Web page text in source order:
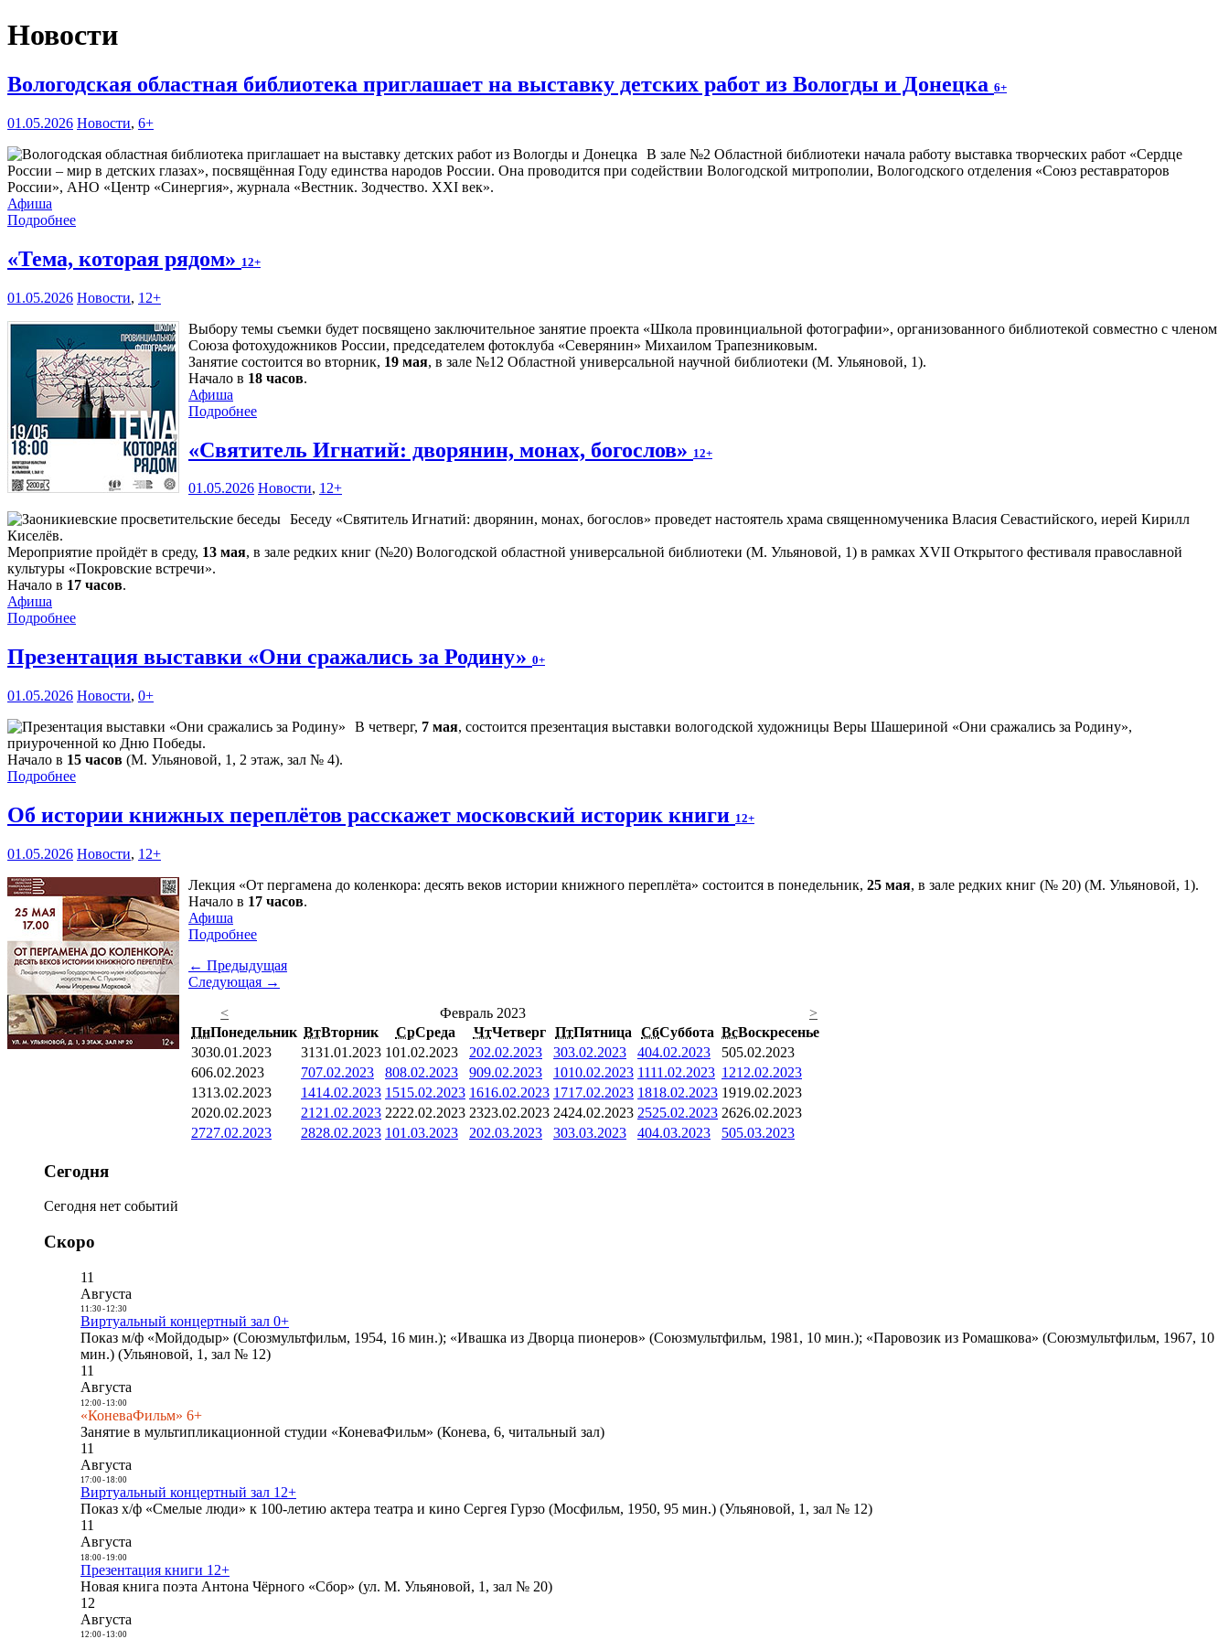
Новости
Вологодская областная библиотека приглашает на выставку детских работ из Вологды и Донецка 6+
01.05.2026 Новости, 6+
В зале №2 Областной библиотеки начала работу выставка творческих работ «Сердце
России – мир в детских глазах», посвящённая Году единства народов России. Она проводится при содействии Вологодской митрополии, Вологодского отделения «Союз реставраторов
России», АНО «Центр «Синергия», журнала «Вестник. Зодчество. XXI век».
Афиша
Подробнее
«Тема, которая рядом» 12+
01.05.2026 Новости, 12+
Выбору темы съемки будет посвящено заключительное занятие проекта «Школа провинциальной фотографии», организованного библиотекой совместно с членом
Союза фотохудожников России, председателем фотоклуба «Северянин» Михаилом Трапезниковым.
Занятие состоится во вторник, 19 мая, в зале №12 Областной универсальной научной библиотеки (М. Ульяновой, 1).
Начало в 18 часов.
Афиша
Подробнее
«Святитель Игнатий: дворянин, монах, богослов» 12+
01.05.2026 Новости, 12+
Беседу «Святитель Игнатий: дворянин, монах, богослов» проведет настоятель храма священномученика Власия Севастийского, иерей Кирилл
Киселёв.
Мероприятие пройдёт в среду, 13 мая, в зале редких книг (№20) Вологодской областной универсальной библиотеки (М. Ульяновой, 1) в рамках XVII Открытого фестиваля православной
культуры «Покровские встречи».
Начало в 17 часов.
Афиша
Подробнее
Презентация выставки «Они сражались за Родину» 0+
01.05.2026 Новости, 0+
В четверг, 7 мая, состоится презентация выставки вологодской художницы Веры Шашериной «Они сражались за Родину»,
приуроченной ко Дню Победы.
Начало в 15 часов (М. Ульяновой, 1, 2 этаж, зал № 4).
Подробнее
Об истории книжных переплётов расскажет московский историк книги 12+
01.05.2026 Новости, 12+
Лекция «От пергамена до коленкора: десять веков истории книжного переплёта» состоится в понедельник, 25 мая, в зале редких книг (№ 20) (М. Ульяновой, 1).
Начало в 17 часов.
Афиша
Подробнее
← Предыдущая
Следующая →
<
Февраль 2023
>
ПнПонедельник ВтВторник СрСреда ЧтЧетверг ПтПятница СбСуббота ВсВоскресенье
3030.01.2023 3131.01.2023 101.02.2023 202.02.2023 303.02.2023 404.02.2023 505.02.2023
606.02.2023 707.02.2023 808.02.2023 909.02.2023 1010.02.2023 1111.02.2023 1212.02.2023
1313.02.2023 1414.02.2023 1515.02.2023 1616.02.2023 1717.02.2023 1818.02.2023 1919.02.2023
2020.02.2023 21 21.02.2023 2222.02.2023 2323.02.2023 2424.02.2023 2525.02.2023 2626.02.2023
2727.02.2023 2828.02.2023 101.03.2023 202.03.2023 303.03.2023 404.03.2023 505.03.2023
Сегодня
Сегодня нет событий
Скоро
11
Августа
11:30- 12:30
Виртуальный концертный зал 0+
Показ м/ф «Мойдодыр» (Союзмультфильм, 1954, 16 мин.); «Ивашка из Дворца пионеров» (Союзмультфильм, 1981, 10 мин.); «Паровозик из Ромашкова» (Союзмультфильм, 1967, 10
мин.) (Ульяновой, 1, зал № 12)
11
Августа
12:00- 13:00
«КоневаФильм» 6+
Занятие в мультипликационной студии «КоневаФильм» (Конева, 6, читальный зал)
11
Августа
17:00- 18:00
Виртуальный концертный зал 12+
Показ х/ф «Смелые люди» к 100-летию актера театра и кино Сергея Гурзо (Мосфильм, 1950, 95 мин.) (Ульяновой, 1, зал № 12)
11
Августа
18:00- 19:00
Презентация книги 12+
Новая книга поэта Антона Чёрного «Сбор» (ул. М. Ульяновой, 1, зал № 20)
12
Августа
12:00- 13:00